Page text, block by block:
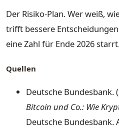
Der Risiko-Plan. Wer weiß,
trifft bessere
eine Zahl für Ende 2026
Quellen
Deutsche Bundesbank.
Bitcoin und Co.: Wie
Deutsche Bundesbank.